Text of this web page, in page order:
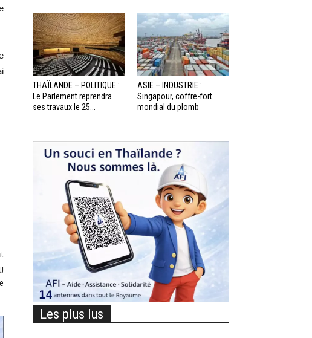
THAÏLANDE – POLITIQUE :
Le Parlement reprendra
ses travaux le 25...
ASIE – INDUSTRIE :
Singapour, coffre-fort
mondial du plomb
Les plus lus